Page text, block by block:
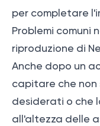
per completare
Problemi comuni
riproduzione di
Anche dopo un
capitare che non
desiderati o che
all'altezza delle